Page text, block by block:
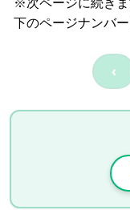
下のページナンバ
‹